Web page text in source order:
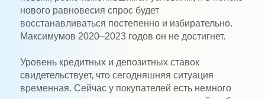
нового равновесия спрос будет
восстанавливаться постепенно и избирательно.
Максимумов 2020–2023 годов он не достигнет.
Уровень кредитных и депозитных ставок
свидетельствует, что сегодняшняя ситуация
временная. Сейчас у покупателей есть немного